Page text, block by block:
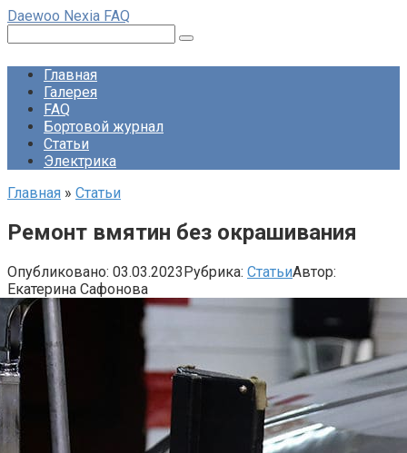
Перейти
контенту
Daewoo Nexia FAQ
Главная
Галерея
FAQ
Бортовой журнал
Статьи
Электрика
Главная » Статьи
Ремонт вмятин без окрашивания
Опубликовано: 03.03.2023Рубрика: СтатьиАвтор:
Екатерина Сафонова